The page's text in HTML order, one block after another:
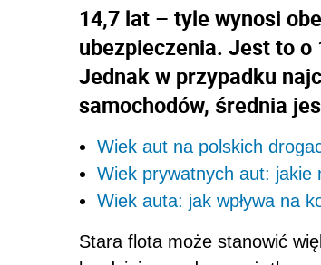
14,7 lat – tyle wynosi
ubezpieczenia. Jest to
Jednak w przypadku
samochodów, średnia
Wiek aut na polskich
Wiek prywatnych aut: jakie
Wiek auta: jak wpływa na
Stara flota może stanowić